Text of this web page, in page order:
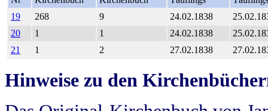
19
268 9 24.02.1838
20
1 1 24.02.1838
21
1 2 27.02.1838
Hinweise zu den